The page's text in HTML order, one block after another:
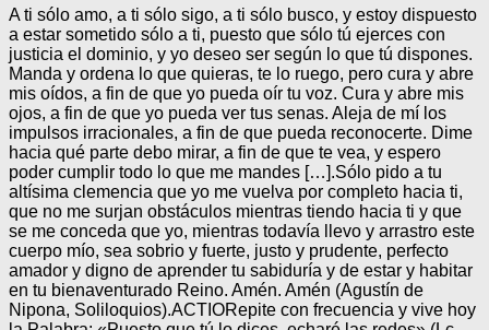
A ti sólo amo, a ti sólo sigo, a ti sólo busco, y estoy dispuesto
a estar sometido sólo a ti, puesto que sólo tú ejerces con
justicia el dominio, y yo deseo ser según lo que tú dispones.
Manda y ordena lo que quieras, te lo ruego, pero cura y abre
mis oídos, a fin de que yo pueda oír tu voz. Cura y abre mis
ojos, a fin de que yo pueda ver tus senas. Aleja de mí los
impulsos irracionales, a fin de que pueda reconocerte. Dime
hacia qué parte debo mirar, a fin de que te vea, y espero
poder cumplir todo lo que me mandes […].Sólo pido a tu
altísima clemencia que yo me vuelva por completo hacia ti,
que no me surjan obstáculos mientras tiendo hacia ti y que
se me conceda que yo, mientras todavía llevo y arrastro este
cuerpo mío, sea sobrio y fuerte, justo y prudente, perfecto
amador y digno de aprender tu sabiduría y de estar y habitar
en tu bienaventurado Reino. Amén. Amén (Agustín de
Nipona, Soliloquios).ACTIORepite con frecuencia y vive hoy